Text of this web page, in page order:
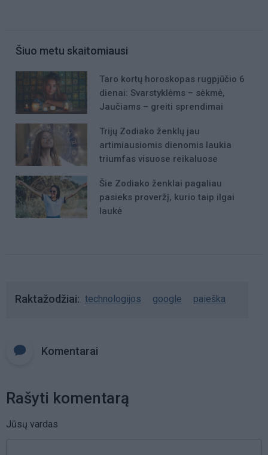
Šiuo metu skaitomiausi
Taro kortų horoskopas rugpjūčio 6
dienai: Svarstyklėms – sėkmė,
Jaučiams – greiti sprendimai
Trijų Zodiako ženklų jau
artimiausiomis dienomis laukia
triumfas visuose reikaluose
Šie Zodiako ženklai pagaliau
pasieks proveržį, kurio taip ilgai
laukė
Raktažodžiai technologijos google paieška
Komentarai
Rašyti komentarą
Jūsų vardas